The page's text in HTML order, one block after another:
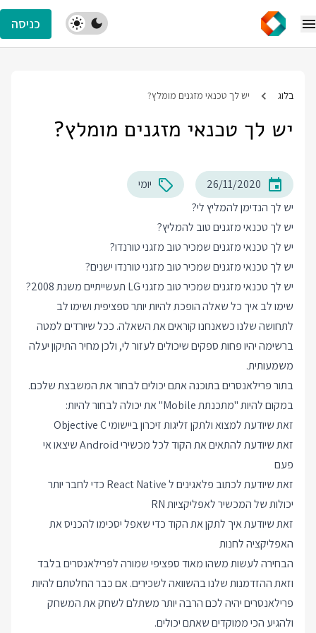
כניסה
בלוג יש לך טכנאי מזגנים מומלץ?
יש לך טכנאי מזגנים מומלץ?
26/11/2020
יומי
יש לך הנדימן להמליץ לי?
יש לך טכנאי מזגנים טוב להמליץ?
יש לך טכנאי מזגנים שמכיר טוב מזגני טורנדו?
יש לך טכנאי מזגנים שמכיר טוב מזגני טורנדו ישנים?
יש לך טכנאי מזגנים שמכיר טוב מזגני LG תעשייתיים משנת 2008?
שימו לב איך כל שאלה הופכת להיות יותר ספציפית ושימו לב
לתחושה שלנו כשאנחנו קוראים את השאלה. ככל שיורדים למטה
ברשימה יהיו פחות ספקים שיכולים לעזור לי, ולכן מחיר התיקון יעלה
משמעותית.
בתור פרילאנסרים בתוכנה אתם יכולים לבחור את המשבצת שלכם.
במקום להיות "מתכנתת Mobile" את יכולה לבחור להיות:
זאת שיודעת למצוא ולתקן זליגות זיכרון ביישומי Objective C
זאת שיודעת להתאים את הקוד לכל מכשירי Android שיצאו אי
פעם
זאת שיודעת לכתוב פלאגינים ל React Native כדי לחבר יותר
יכולות של המכשיר לאפליקציות RN
זאת שיודעת איך לתקן את הקוד כדי שאפל יסכימו להכניס את
האפליקציה לחנות
הבחירה לעשות משהו מאוד ספציפי שמורה לפרילאנסרים בלבד
וזאת ההזדמנות שלנו בהשוואה לשכירים. אם כבר החלטתם להיות
פרילאנסרים יהיה לכם הרבה יותר משתלם לשחק את המשחק
ולהגיע הכי ממוקדים שאתם יכולים.